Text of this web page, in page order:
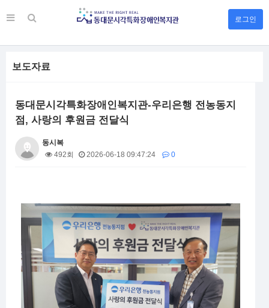
로그인
보도자료
동대문시각특화장애인복지관-우리은행 전농동지
점, 사랑의 후원금 전달식
동시복
492회
2026-06-18 09:47:24 0